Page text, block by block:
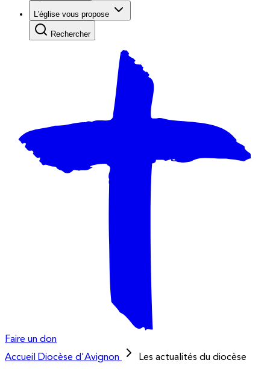
L'église vous propose
Rechercher
Faire un don
Accueil
Diocèse d'Avignon Les actualités du diocèse